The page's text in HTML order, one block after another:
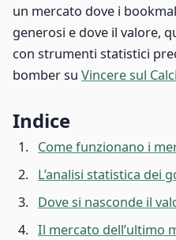
un mercato dove i
generosi e dove il valore,
con strumenti statistici
bomber su Vincere sul
Indice
Come funzionano i
L’analisi statistica dei
Dove si nasconde il
Il mercato dell’ultimo